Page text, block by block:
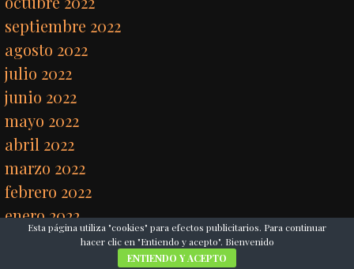
septiembre 2022
agosto 2022
julio 2022
junio 2022
mayo 2022
abril 2022
marzo 2022
febrero 2022
enero 2022
diciembre 2021
Esta página utiliza "cookies" para efectos publicitarios. Para continuar
hacer clic en "Entiendo y acepto". Bienvenido
ENTIENDO Y ACEPTO